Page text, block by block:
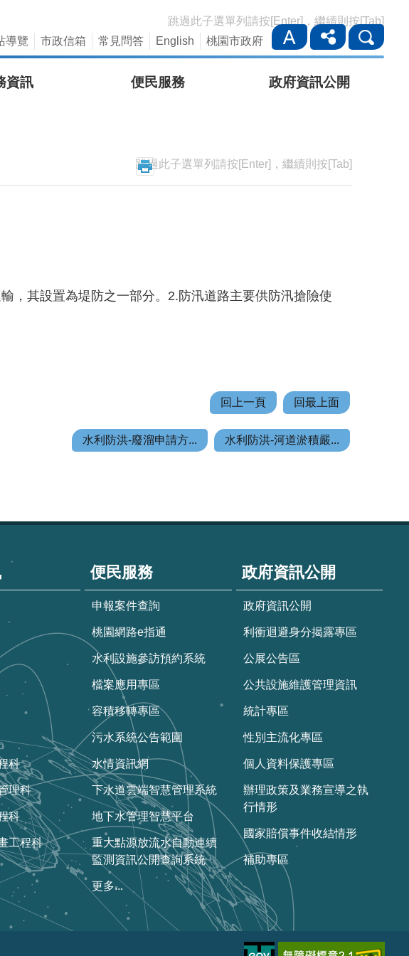
跳過此子選單列請按[Enter]，繼續則按[Tab]
導覽 市政信箱 常見問答 English 桃園市政府
資訊 便民服務 政府資訊公開
跳過此子選單列請按[Enter]，繼續則按[Tab]
，其設置為堤防之一部分。2.防汛道路主要供防汛搶險使
回上一頁 回最上面
水利防洪-廢溜申請方... 水利防洪-河道淤積嚴...
科
理科
科
工程科
便民服務
申報案件查詢
桃園網路e指通
水利設施參訪預約系統
檔案應用專區
容積移轉專區
污水系統公告範圍
水情資訊網
下水道雲端智慧管理系統
地下水管理智慧平台
重大點源放流水自動連續
監測資訊公開查詢系統
更多...
政府資訊公開
政府資訊公開
利衝迴避身分揭露專區
公展公告區
公共設施維護管理資訊
統計專區
性別主流化專區
個人資料保護專區
辦理政策及業務宣導之執
行情形
國家賠償事件收結情形
補助專區